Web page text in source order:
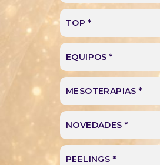
TOP *
EQUIPOS *
MESOTERAPIAS *
NOVEDADES *
PEELINGS *